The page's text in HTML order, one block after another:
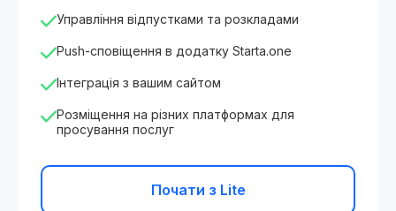
Управління відпустками та розкладами
Push-сповіщення в додатку Starta.one
Інтеграція з вашим сайтом
Розміщення на різних платформах для
просування послуг
Почати з Lite